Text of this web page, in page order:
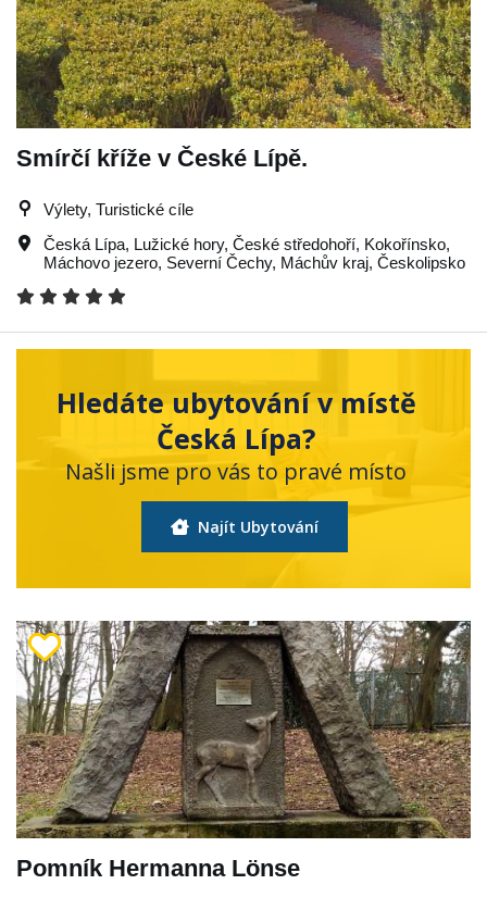
Smírčí kříže v České Lípě.
Výlety, Turistické cíle
Česká Lípa, Lužické hory, České středohoří, Kokořínsko,
Máchovo jezero, Severní Čechy, Máchův kraj, Českolipsko
Hledáte ubytování v místě
Česká Lípa?
Našli jsme pro vás to pravé místo
Najít Ubytování
Pomník Hermanna Lönse